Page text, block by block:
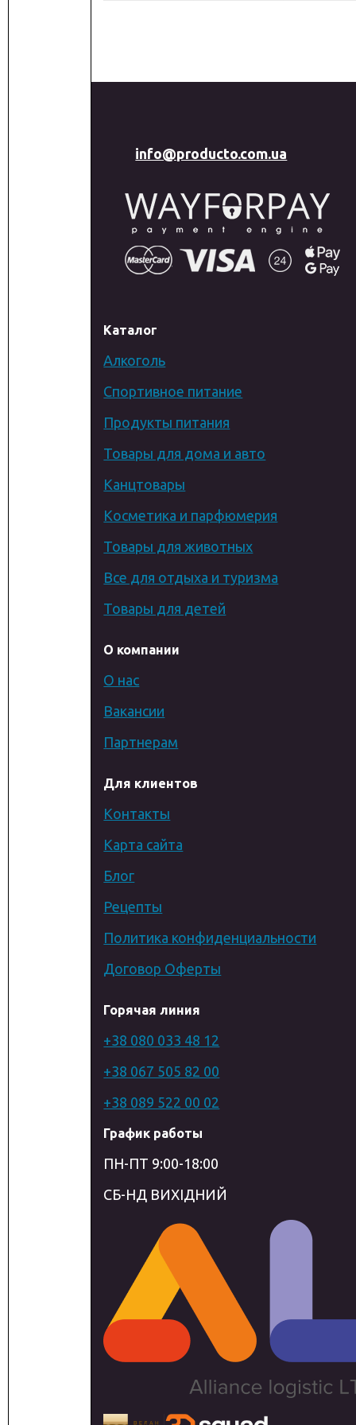
info@producto.com.ua
Каталог
Алкоголь
Спортивное питание
Продукты питания
Товары для дома и авто
Канцтовары
Косметика и парфюмерия
Товары для животных
Все для отдыха и туризма
Товары для детей
О компании
О нас
Вакансии
Партнерам
Для клиентов
Контакты
Карта сайта
Блог
Рецепты
Политика конфиденциальности
Договор Оферты
Горячая линия
+38 080 033 48 12
+38 067 505 82 00
+38 089 522 00 02
График работы
ПН-ПТ 9:00-18:00
СБ-НД ВИХІДНИЙ